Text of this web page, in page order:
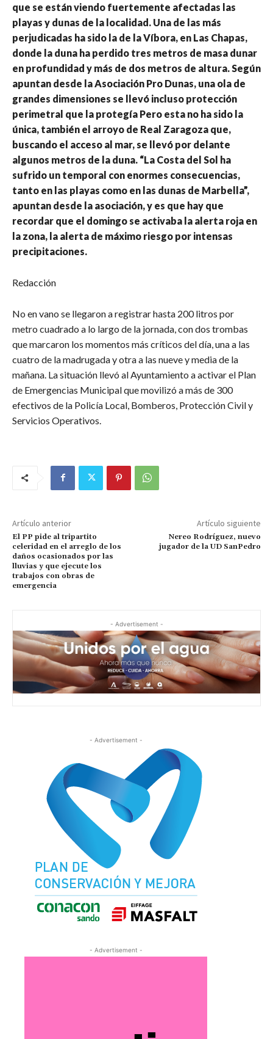
que se están viendo fuertemente afectadas las
playas y dunas de la localidad. Una de las más
perjudicadas ha sido la de la Víbora, en Las Chapas,
donde la duna ha perdido tres metros de masa dunar
en profundidad y más de dos metros de altura. Según
apuntan desde la Asociación Pro Dunas, una ola de
grandes dimensiones se llevó incluso protección
perimetral que la protegía Pero esta no ha sido la
única, también el arroyo de Real Zaragoza que,
buscando el acceso al mar, se llevó por delante
algunos metros de la duna. “La Costa del Sol ha
sufrido un temporal con enormes consecuencias,
tanto en las playas como en las dunas de Marbella”,
apuntan desde la asociación, y es que hay que
recordar que el domingo se activaba la alerta roja en
la zona, la alerta de máximo riesgo por intensas
precipitaciones.
Redacción
No en vano se llegaron a registrar hasta 200 litros por
metro cuadrado a lo largo de la jornada, con dos trombas
que marcaron los momentos más críticos del día, una a las
cuatro de la madrugada y otra a las nueve y media de la
mañana. La situación llevó al Ayuntamiento a activar el Plan
de Emergencias Municipal que movilizó a más de 300
efectivos de la Policía Local, Bomberos, Protección Civil y
Servicios Operativos.
Artículo anterior
El PP pide al tripartito
celeridad en el arreglo de los
daños ocasionados por las
lluvias y que ejecute los
trabajos con obras de
emergencia
Artículo siguiente
Nereo Rodríguez, nuevo
jugador de la UD SanPedro
- Advertisement -
- Advertisement -
- Advertisement -